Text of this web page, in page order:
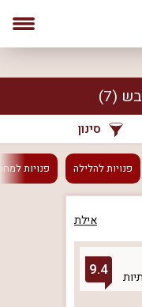
(7)
סינון
פנויותלהלילה פנויות
אילת
9.4